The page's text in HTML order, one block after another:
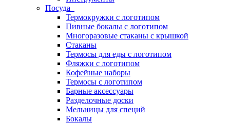
Посуда
Термокружки с логотипом
Пивные бокалы с логотипом
Многоразовые стаканы с крышкой
Стаканы
Термосы для еды с логотипом
Фляжки с логотипом
Кофейные наборы
Термосы с логотипом
Барные аксессуары
Разделочные доски
Мельницы для специй
Бокалы